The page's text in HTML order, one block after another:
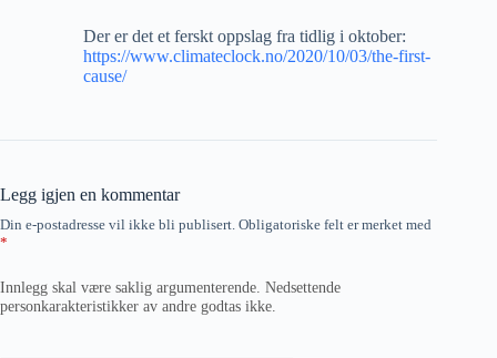
Der er det et ferskt oppslag fra tidlig i oktober:
https://www.climateclock.no/2020/10/03/the-first-
cause/
Legg igjen en kommentar
Din e-postadresse vil ikke bli publisert. Obligatoriske felt er merket med
*
Innlegg skal være saklig argumenterende. Nedsettende
personkarakteristikker av andre godtas ikke.